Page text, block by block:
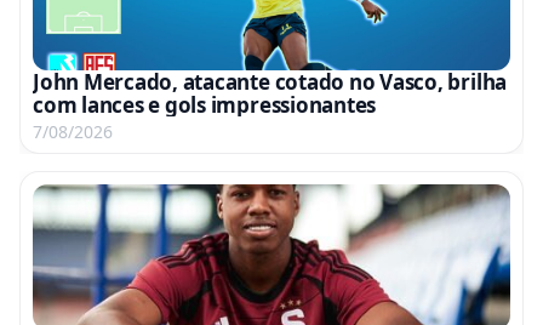
John Mercado, atacante cotado no Vasco, brilha
com lances e gols impressionantes
7/08/2026